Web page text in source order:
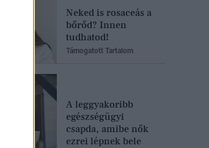
Neked is rosaceás a
bőrőd? Innen
tudhatod!
Támogatott Tartalom
A leggyakoribb
egészségügyi
csapda, amibe nők
ezrei lépnek bele